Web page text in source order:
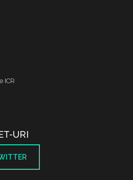
ICR
URI